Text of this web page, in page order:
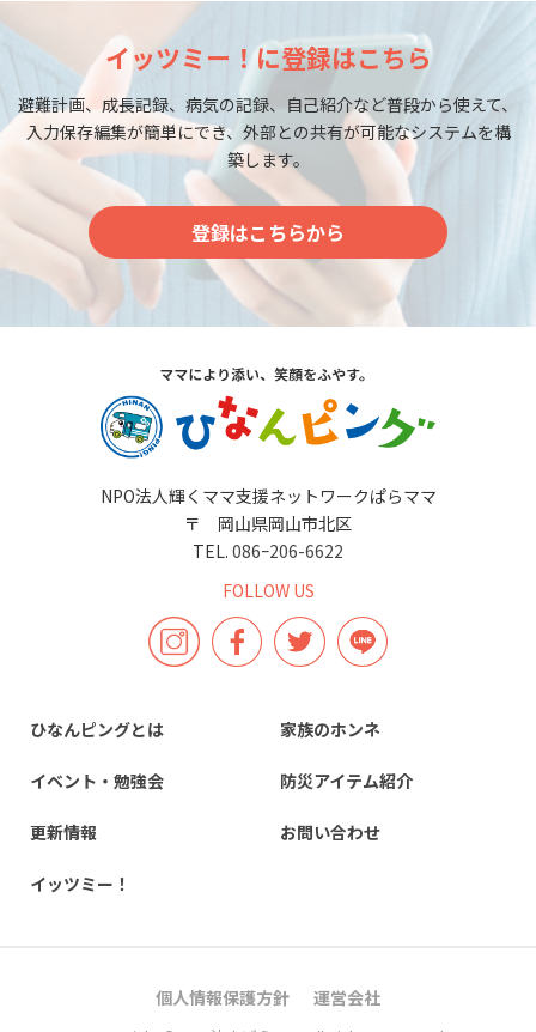
ジ
り
イッツミー！に登録はこちら
避難計画、成長記録、病気の記録、自己紹介など普段から使えて、
入力保存編集が簡単にでき、外部との共有が可能なシステムを構
築します。
登録はこちらから
NPO法人輝くママ支援ネットワークぱらママ
〒 岡山県岡山市北区
TEL. 086ｰ206-6622
FOLLOW US
ひなんピングとは 家族のホンネ
イベント・勉強会 防災アイテム紹介
更新情報 お問い合わせ
イッツミー！
個人情報保護方針 運営会社